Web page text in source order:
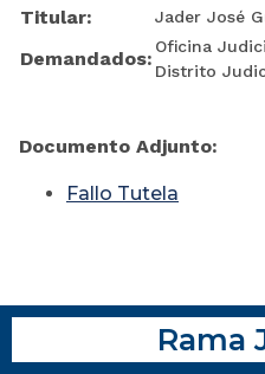
Titular: Jader José
Demandados:
Oficina
Distrito
Documento Adjunto:
Fallo Tutela
Rama